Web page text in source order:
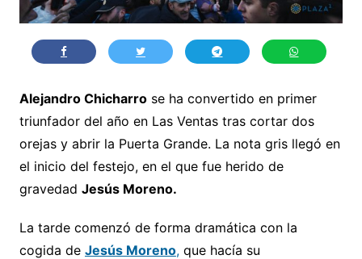
Alejandro Chicharrose ha convertido en primer
triunfador del año en Las Ventas tras cortar dos
orejas y abrir la Puerta Grande. La nota gris llegó en
el inicio del festejo, en el que fue herido de
gravedad Jesús Moreno.
La tarde comenzó de forma dramática con la
cogida de Jesús Moreno,que hacía su